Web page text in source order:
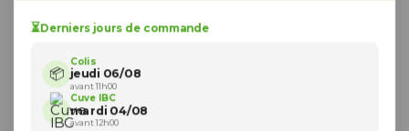
⏳Derniers jours de commande
📦
Colis
jeudi 06/08
avant 11h00
Cuve IBC
mardi 04/08
avant 12h00